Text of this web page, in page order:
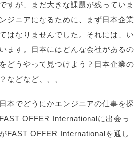
すが、まだ大きな課題が残っていま
ジニアになるために、まず日本企業
はなりませんでした。それには、い
ます。日本にはどんな会社があるの
どうやって見つけよう？日本企業の
などなど
本でどうにかエンジニアの仕事を探
OFFER Internationalに出会っ
FAST OFFER Internationalを通し